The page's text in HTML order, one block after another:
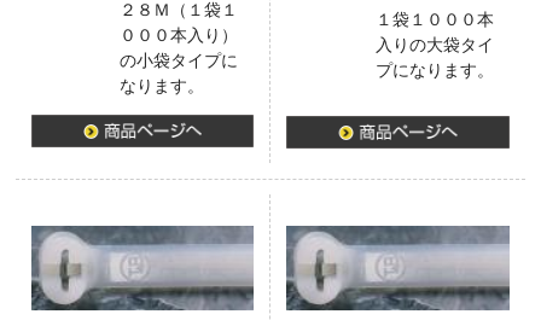
２８Ｍ（１袋１
０００本入り）
の小袋タイプに
なります。
１袋１０００本
入りの大袋タイ
プになります。